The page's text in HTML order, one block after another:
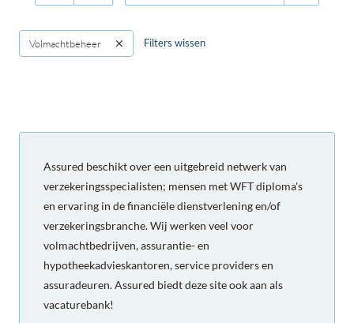
Volmachtbeheer Filters wissen
Assured beschikt over een uitgebreid netwerk van
verzekeringsspecialisten; mensen met WFT diploma's
en ervaring in de financiële dienstverlening en/of
verzekeringsbranche. Wij werken veel voor
volmachtbedrijven, assurantie- en
hypotheekadvieskantoren, service providers en
assuradeuren. Assured biedt deze site ook aan als
vacaturebank!